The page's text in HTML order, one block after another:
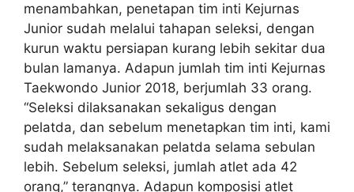
menambahkan, penetapan tim inti Kejurnas
Junior sudah melalui tahapan seleksi, dengan
kurun waktu persiapan kurang lebih sekitar dua
bulan lamanya. Adapun jumlah tim inti Kejurnas
Taekwondo Junior 2018, berjumlah 33 orang.
“Seleksi dilaksanakan sekaligus dengan
pelatda, dan sebelum menetapkan tim inti, kami
sudah melaksanakan pelatda selama sebulan
lebih. Sebelum seleksi, jumlah atlet ada 42
orang,” terangnya. Adapun komposisi atlet